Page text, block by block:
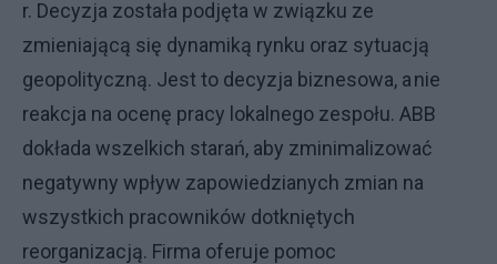
r. Decyzja została podjęta w związku ze
zmieniającą się dynamiką rynku oraz sytuacją
geopolityczną. Jest to decyzja biznesowa, a nie
reakcja na ocenę pracy lokalnego zespołu. ABB
dokłada wszelkich starań, aby zminimalizować
negatywny wpływ zapowiedzianych zmian na
wszystkich pracowników dotkniętych
reorganizacją. Firma oferuje pomoc